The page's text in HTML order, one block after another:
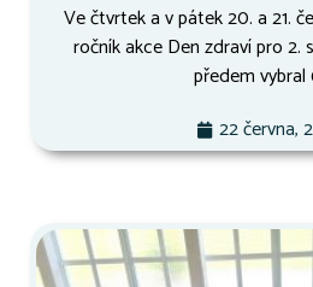
Ve čtvrtek a v pátek 20. a 21.
ročník akce Den zdraví pro 2.
předem vybral
22 června,